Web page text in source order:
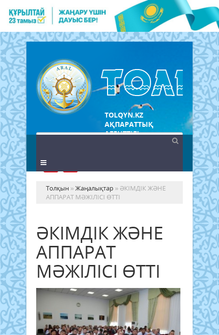
TOLQYN.KZ
АҚПАРАТТЫҚ
АГЕНТТІГІ
Толқын »Жаңалықтар » ӘКІМДІК ЖӘНЕ
АППАРАТ МӘЖІЛІСІ ӨТТІ
ӘКІМДІК ЖӘНЕ
АППАРАТ
МӘЖІЛІСІ ӨТТІ